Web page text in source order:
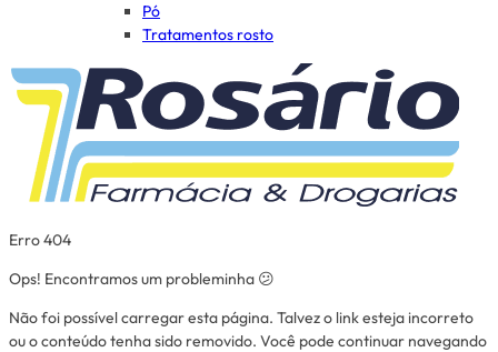
Pó
Tratamentos rosto
Erro 404
Ops! Encontramos um probleminha 😕
Não foi possível carregar esta página. Talvez o link esteja incorreto
ou o conteúdo tenha sido removido. Você pode continuar navegando